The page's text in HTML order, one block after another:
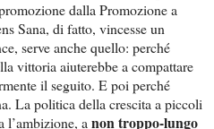
dalla Promozione a
Sana, di fatto, vincesse un
serve anche quello: perché
vittoria aiuterebbe a compattare
il seguito. E poi perché
La politica della crescita a piccoli
l’ambizione, anon troppo-lungo